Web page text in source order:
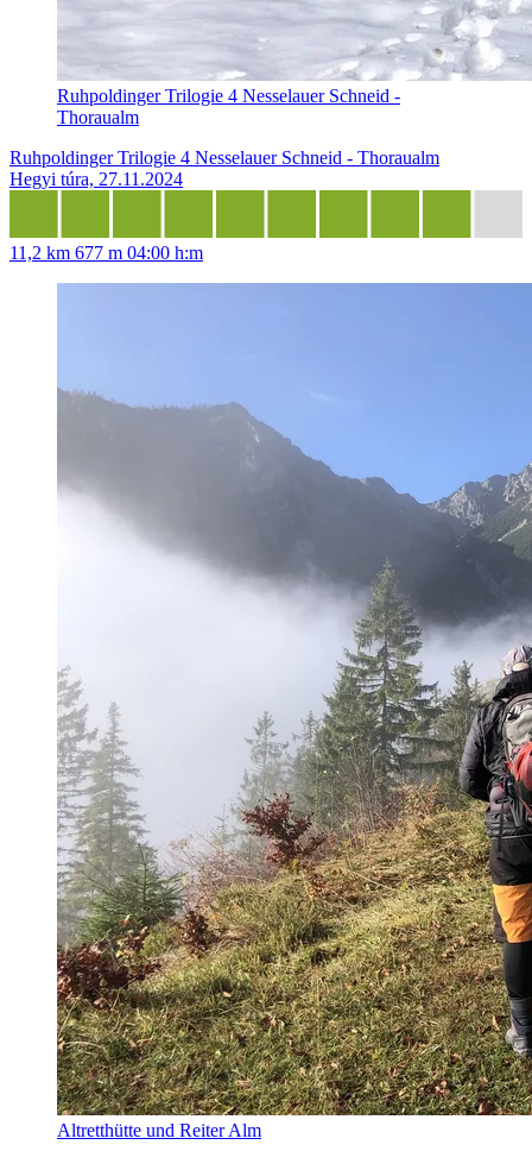
Ruhpoldinger Trilogie 4 Nesselauer Schneid -
Thoraualm
Ruhpoldinger Trilogie 4 Nesselauer Schneid - Thoraualm
Hegyi túra, 27.11.2024
11,2 km 677 m 04:00 h:m
Altretthütte und Reiter Alm